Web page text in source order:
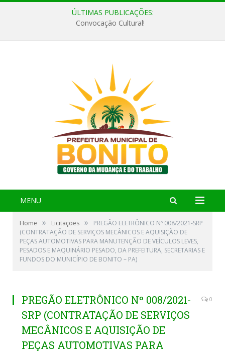
ÚLTIMAS PUBLICAÇÕES:
Convocação Cultural!
MENU
Home » Licitações »
PREGÃO ELETRÔNICO Nº 008/2021-SRP
(CONTRATAÇÃO DE SERVIÇOS MECÂNICOS E AQUISIÇÃO DE
PEÇAS AUTOMOTIVAS PARA MANUTENÇÃO DE VEÍCULOS LEVES,
PESADOS E MAQUINÁRIO PESADO, DA PREFEITURA, SECRETARIAS E
FUNDOS DO MUNICÍPIO DE BONITO – PA)
PREGÃO ELETRÔNICO Nº 008/2021-
SRP (CONTRATAÇÃO DE SERVIÇOS
MECÂNICOS E AQUISIÇÃO DE
PEÇAS AUTOMOTIVAS PARA
0